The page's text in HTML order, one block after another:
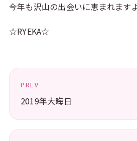
今年も沢山の出会いに恵まれます
☆RYEKA☆
PREV
2019年大晦日